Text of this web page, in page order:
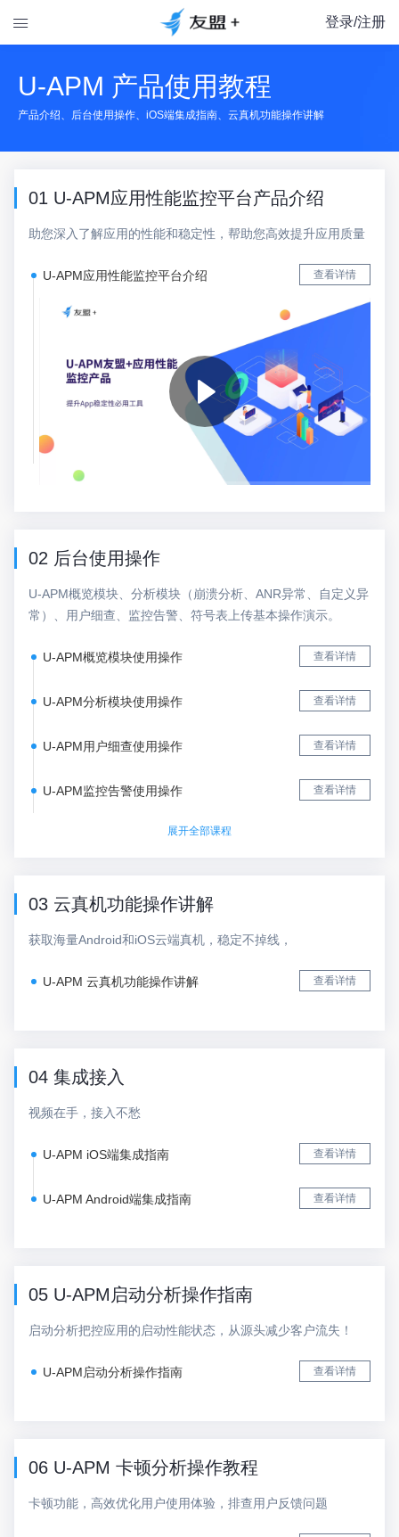
 登录/注册
U-APM 产品使用教程
产品介绍、后台使用操作、iOS端集成指南、云真机功能操作讲解
01 U-APM应用性能监控平台产品介绍
助您深入了解应用的性能和稳定性，帮助您高效提升应用质量
查看详情
U-APM应用性能监控平台介绍
02 后台使用操作
U-APM概览模块、分析模块（崩溃分析、ANR异常、自定义异
常）、用户细查、监控告警、符号表上传基本操作演示。
查看详情
U-APM概览模块使用操作
查看详情
U-APM分析模块使用操作
查看详情
U-APM用户细查使用操作
查看详情
U-APM监控告警使用操作
展开全部课程
03 云真机功能操作讲解
获取海量Android和iOS云端真机，稳定不掉线，
查看详情
U-APM 云真机功能操作讲解
04 集成接入
视频在手，接入不愁
查看详情
U-APM iOS端集成指南
查看详情
U-APM Android端集成指南
05 U-APM启动分析操作指南
启动分析把控应用的启动性能状态，从源头减少客户流失！
查看详情
U-APM启动分析操作指南
06 U-APM 卡顿分析操作教程
卡顿功能，高效优化用户使用体验，排查用户反馈问题